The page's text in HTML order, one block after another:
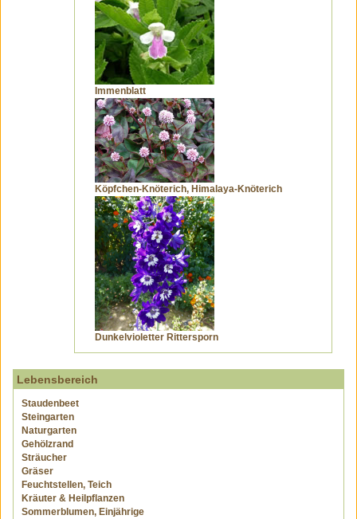
Immenblatt
Köpfchen-Knöterich, Himalaya-Knöterich
Dunkelvioletter Rittersporn
Lebensbereich
Staudenbeet
Steingarten
Naturgarten
Gehölzrand
Sträucher
Gräser
Feuchtstellen, Teich
Kräuter & Heilpflanzen
Sommerblumen, Einjährige